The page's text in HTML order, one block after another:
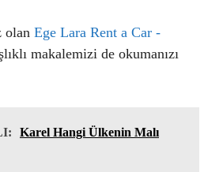
olan Ege Lara Rent a Car -
makalemizi de okumanızı
Karel Hangi Ülkenin Malı